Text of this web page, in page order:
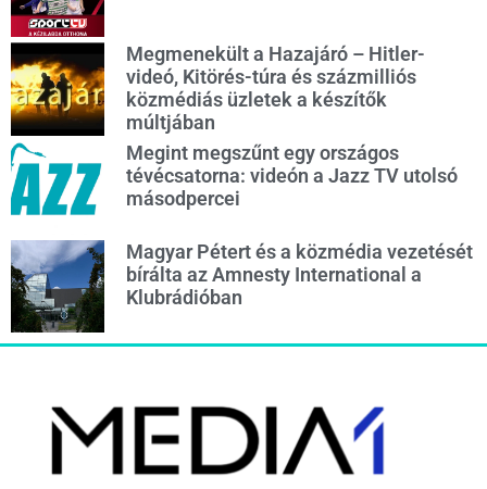
Megmenekült a Hazajáró – Hitler-
videó, Kitörés-túra és százmilliós
közmédiás üzletek a készítők
múltjában
Megint megszűnt egy országos
tévécsatorna: videón a Jazz TV utolsó
másodpercei
Magyar Pétert és a közmédia vezetését
bírálta az Amnesty International a
Klubrádióban